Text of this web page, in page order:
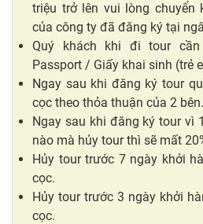
triệu trở lên vui lòng chuyển
của công ty đã đăng ký tại
Quý khách khi đi tour
Passport / Giấy khai sinh (trẻ
Ngay sau khi đăng ký tour
cọc theo thỏa thuận của 2 bên.
Ngay sau khi đăng ký tour vì
nào mà hủy tour thì sẽ mất
Hủy tour trước 7 ngày khởi
cọc.
Hủy tour trước 3 ngày khởi
cọc.